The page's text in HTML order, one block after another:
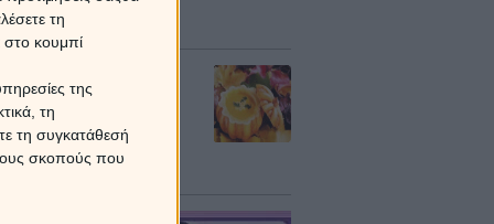
τη
στο κουμπί
της
τη
τη συγκατάθεσή
σκοπούς που
εβδομάδας 10/08 -